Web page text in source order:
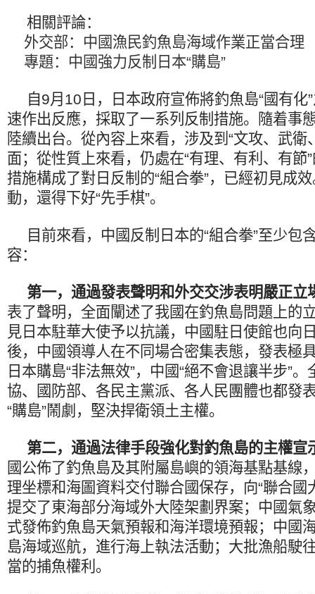
相關評論：
外交部：中國漁民釣魚島海域作業正當合理
專題：中國強力反制日本“購島”
自9月10日，日本政府宣佈將釣魚島“國有化
速作出反應，採取了一系列反制措施。隨着事
陸續出台。從內容上來看，涉及到“文攻、武衛
面；從性質上來看，仍處在“有理、有利、有節
措施構成了對日反制的“組合拳”，已經初見成
動，還得下好“先手棋”。
目前來看，中國反制日本的“組合拳”至少包
容：
第一，通過發表聲明和外交交涉表明嚴正立
表了聲明，全面闡述了我國在釣魚島問題上的
見日本駐華大使予以抗議，中國駐日使館也向
後，中國領導人在不同場合密集表態，發表極
日本購島“非法無效”，中國“絕不會退讓半步”
協、國防部、各民主黨派、各人民團體也都發
“購島”鬧劇，堅決捍衛領土主權。
第二，通過法律手段強化對釣魚島的主權宣
國公佈了釣魚島及其附屬島嶼的領海基點基線
理坐標和海圖資料交付聯合國保存，向“聯合國
提交了東海部分海域外大陸架劃界案；中國氣
式發佈釣魚島天氣預報和海洋環境預報；中國
島海域巡航，進行海上執法活動；大批漁船駛
當的捕魚權利。